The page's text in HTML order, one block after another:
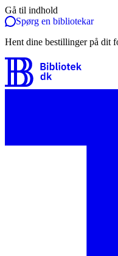
Gå til indhold
Spørg en bibliotekar
Hent dine bestillinger på dit